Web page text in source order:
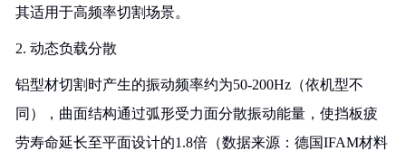
其适用于高频率切割场景。
2. 动态负载分散
铝型材切割时产生的振动频率约为50-200Hz（依机型不
同），曲面结构通过弧形受力面分散振动能量，使挡板疲
劳寿命延长至平面设计的1.8倍（数据来源：德国IFAM材料